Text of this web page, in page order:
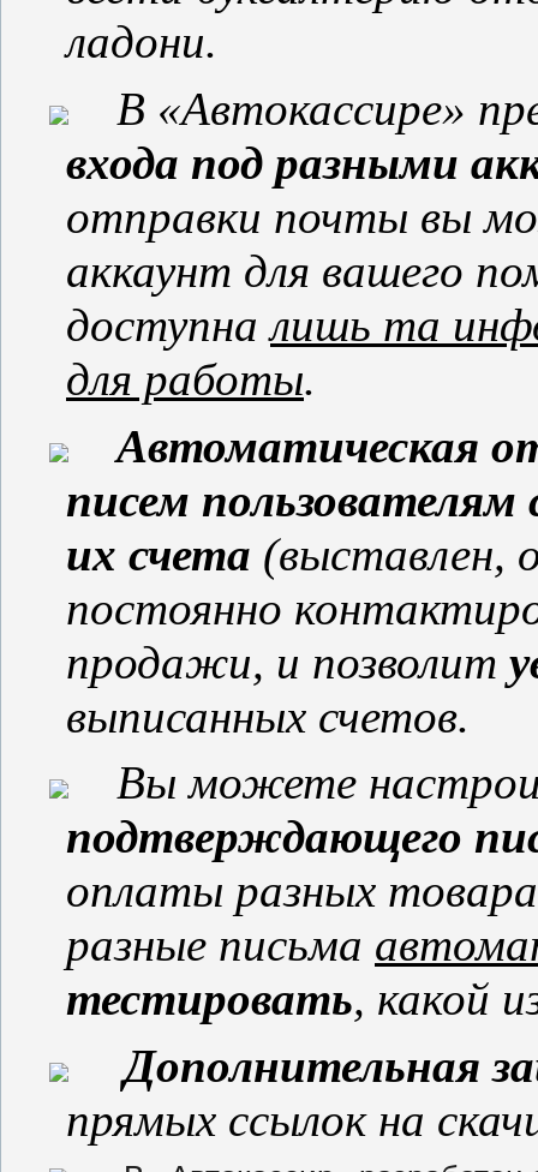
ладони.
В «Автокассире»
входа под разными
отправки почты вы
аккаунт для вашего
доступналишь та
для работы.
Автоматическая
писем
их счета (выставлен,
постоянно
продажи, и позволит
выписанных счетов.
Вы можете
подтверждающего
оплаты разных
разные письма
тестировать, какой
Дополнительная
прямых ссылок на